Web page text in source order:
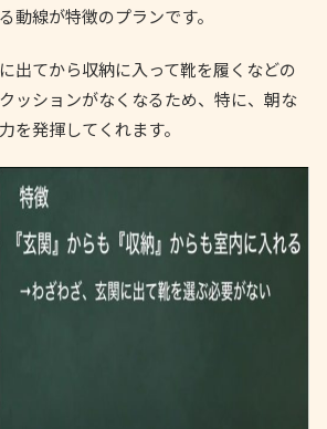
動線が特徴のプランです。
出てから収納に入って靴を履くなどの
ッションがなくなるため、特に、朝な
を発揮してくれます。